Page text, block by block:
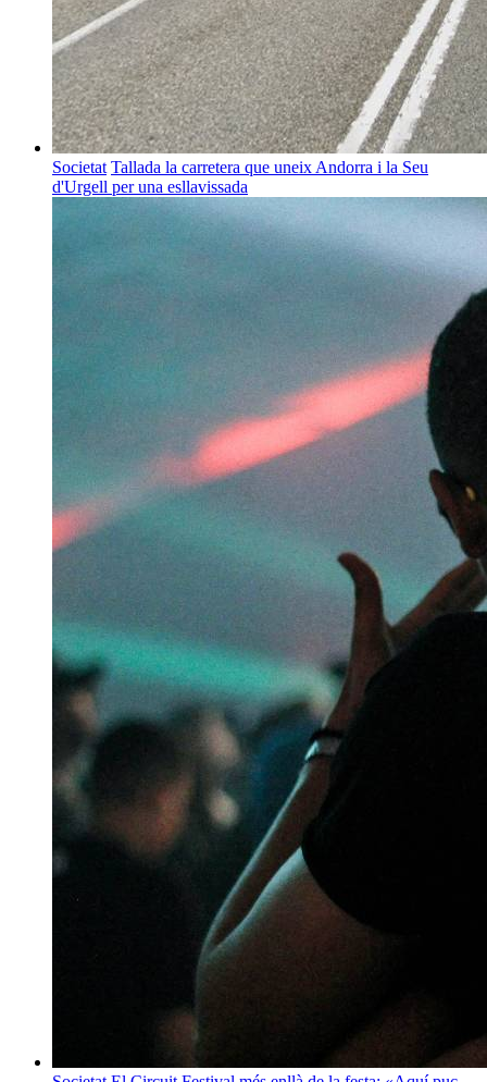
Societat Tallada la carretera que uneix Andorra i la Seu
d'Urgell per una esllavissada